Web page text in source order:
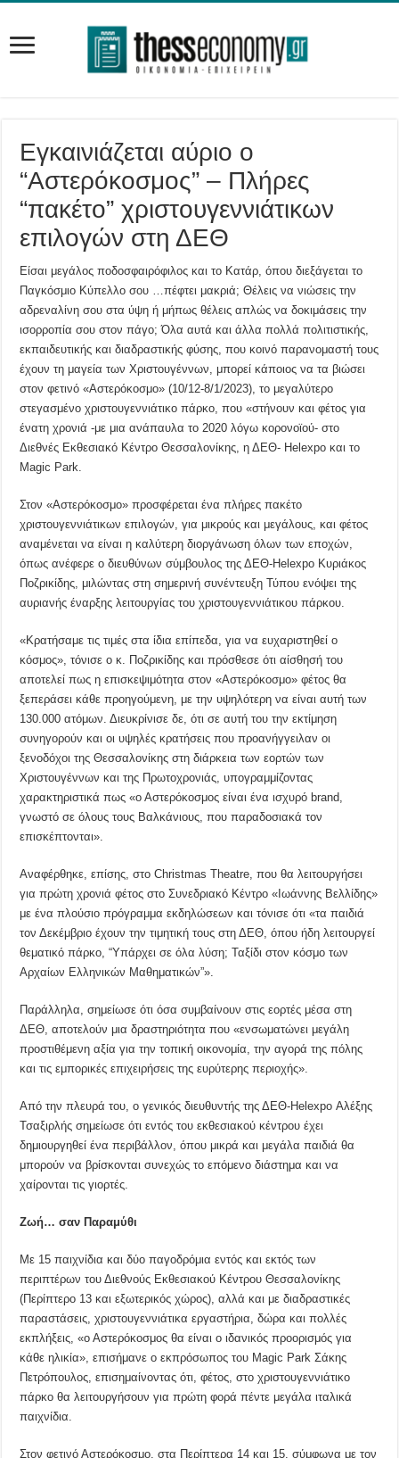
Εγκαινιάζεται αύριο ο
“Αστερόκοσμος” – Πλήρες
“πακέτο” χριστουγεννιάτικων
επιλογών στη ΔΕΘ
Είσαι μεγάλος ποδοσφαιρόφιλος και το Κατάρ, όπου διεξάγεται το
Παγκόσμιο Κύπελλο σου …πέφτει μακριά; Θέλεις να νιώσεις την
αδρεναλίνη σου στα ύψη ή μήπως θέλεις απλώς να δοκιμάσεις την
ισορροπία σου στον πάγο; Όλα αυτά και άλλα πολλά πολιτιστικής,
εκπαιδευτικής και διαδραστικής φύσης, που κοινό παρανομαστή τους
έχουν τη μαγεία των Χριστουγέννων, μπορεί κάποιος να τα βιώσει
στον φετινό «Αστερόκοσμο» (10/12-8/1/2023), το μεγαλύτερο
στεγασμένο χριστουγεννιάτικο πάρκο, που «στήνουν και φέτος για
ένατη χρονιά -με μια ανάπαυλα το 2020 λόγω κορονοϊού- στο
Διεθνές Εκθεσιακό Κέντρο Θεσσαλονίκης, η ΔΕΘ- Helexpo και το
Magic Park.
Στον «Αστερόκοσμο» προσφέρεται ένα πλήρες πακέτο
χριστουγεννιάτικων επιλογών, για μικρούς και μεγάλους, και φέτος
αναμένεται να είναι η καλύτερη διοργάνωση όλων των εποχών,
όπως ανέφερε ο διευθύνων σύμβουλος της ΔΕΘ-Helexpo Κυριάκος
Ποζρικίδης, μιλώντας στη σημερινή συνέντευξη Τύπου ενόψει της
αυριανής έναρξης λειτουργίας του χριστουγεννιάτικου πάρκου.
«Κρατήσαμε τις τιμές στα ίδια επίπεδα, για να ευχαριστηθεί ο
κόσμος», τόνισε ο κ. Ποζρικίδης και πρόσθεσε ότι αίσθησή του
αποτελεί πως η επισκεψιμότητα στον «Αστερόκοσμο» φέτος θα
ξεπεράσει κάθε προηγούμενη, με την υψηλότερη να είναι αυτή των
130.000 ατόμων. Διευκρίνισε δε, ότι σε αυτή του την εκτίμηση
συνηγορούν και οι υψηλές κρατήσεις που προανήγγειλαν οι
ξενοδόχοι της Θεσσαλονίκης στη διάρκεια των εορτών των
Χριστουγέννων και της Πρωτοχρονιάς, υπογραμμίζοντας
χαρακτηριστικά πως «ο Αστερόκοσμος είναι ένα ισχυρό brand,
γνωστό σε όλους τους Βαλκάνιους, που παραδοσιακά τον
επισκέπτονται».
Αναφέρθηκε, επίσης, στο Christmas Theatre, που θα λειτουργήσει
για πρώτη χρονιά φέτος στο Συνεδριακό Κέντρο «Ιωάννης Βελλίδης»
με ένα πλούσιο πρόγραμμα εκδηλώσεων και τόνισε ότι «τα παιδιά
τον Δεκέμβριο έχουν την τιμητική τους στη ΔΕΘ, όπου ήδη λειτουργεί
θεματικό πάρκο, “Υπάρχει σε όλα λύση; Ταξίδι στον κόσμο των
Αρχαίων Ελληνικών Μαθηματικών”».
Παράλληλα, σημείωσε ότι όσα συμβαίνουν στις εορτές μέσα στη
ΔΕΘ, αποτελούν μια δραστηριότητα που «ενσωματώνει μεγάλη
προστιθέμενη αξία για την τοπική οικονομία, την αγορά της πόλης
και τις εμπορικές επιχειρήσεις της ευρύτερης περιοχής».
Από την πλευρά του, ο γενικός διευθυντής της ΔΕΘ-Helexpo Αλέξης
Τσαξιρλής σημείωσε ότι εντός του εκθεσιακού κέντρου έχει
δημιουργηθεί ένα περιβάλλον, όπου μικρά και μεγάλα παιδιά θα
μπορούν να βρίσκονται συνεχώς το επόμενο διάστημα και να
χαίρονται τις γιορτές.
Ζωή… σαν Παραμύθι
Με 15 παιχνίδια και δύο παγοδρόμια εντός και εκτός των
περιπτέρων του Διεθνούς Εκθεσιακού Κέντρου Θεσσαλονίκης
(Περίπτερο 13 και εξωτερικός χώρος), αλλά και με διαδραστικές
παραστάσεις, χριστουγεννιάτικα εργαστήρια, δώρα και πολλές
εκπλήξεις, «ο Αστερόκοσμος θα είναι ο ιδανικός προορισμός για
κάθε ηλικία», επισήμανε ο εκπρόσωπος του Magic Park Σάκης
Πετρόπουλος, επισημαίνοντας ότι, φέτος, στο χριστουγεννιάτικο
πάρκο θα λειτουργήσουν για πρώτη φορά πέντε μεγάλα ιταλικά
παιχνίδια.
Στον φετινό Αστερόκοσμο, στα Περίπτερα 14 και 15, σύμφωνα με τον